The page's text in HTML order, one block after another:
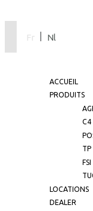
Fr Nl
ACCUEIL
PRODUITS
C4
TP
FSI
LOCATIONS
DEALER